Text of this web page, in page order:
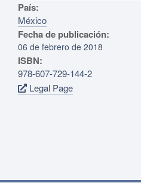
País:
México
Fecha de publicación:
06 de febrero de 2018
ISBN:
978-607-729-144-2
Legal Page